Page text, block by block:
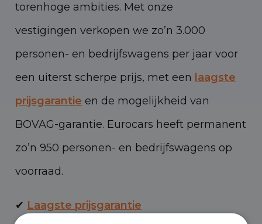
torenhoge ambities. Met onze
vestigingen verkopen we zo’n 3.000
personen- en bedrijfswagens per jaar voor
een uiterst scherpe prijs, met een laagste
prijsgarantie en de mogelijkheid van
BOVAG-garantie. Eurocars heeft permanent
zo’n 950 personen- en bedrijfswagens op
voorraad.
✔ Laagste prijsgarantie